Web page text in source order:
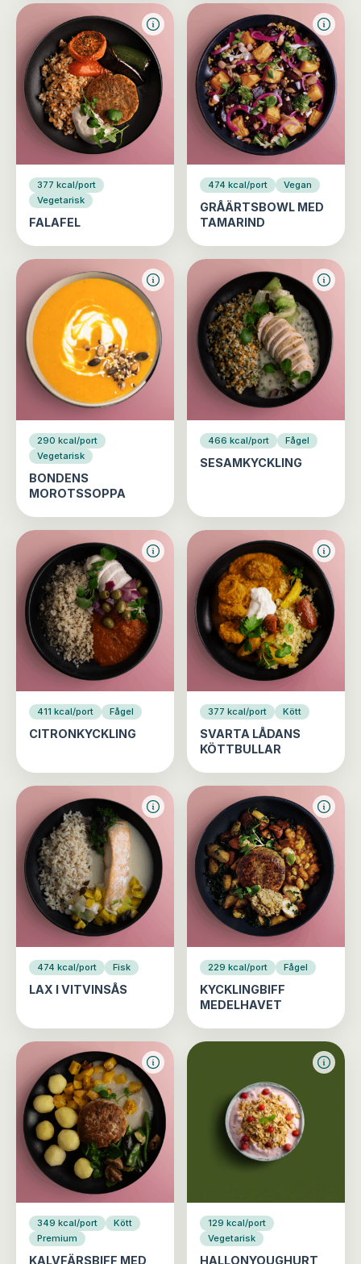
377 kcal/port
Vegetarisk
FALAFEL
474 kcal/port Vegan
GRÅÄRTSBOWL MED
TAMARIND
290 kcal/port
Vegetarisk
BONDENS
MOROTSSOPPA
466 kcal/port Fågel
SESAMKYCKLING
411 kcal/port Fågel
CITRONKYCKLING
377 kcal/port Kött
SVARTA LÅDANS
KÖTTBULLAR
474 kcal/port Fisk
LAX I VITVINSÅS
229 kcal/port Fågel
KYCKLINGBIFF
MEDELHAVET
349 kcal/port
Kött
Premium
KALVFÄRSBIFF MED
129 kcal/port
Vegetarisk
HALLONYOUGHURT